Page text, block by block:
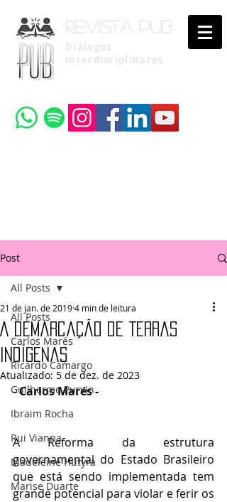
Revista pub
Diálogos
Interdisciplinares
Post
All Posts
Carlos Marés
Ricardo Camargo
Guilherme Purvin
Ibraim Rocha
Rui Vianna
Madeleine Hutyra
Marise Duarte
All Posts
A demarcação de Terras
Indígenas
21 de jan. de 20194 min de leitura
Atualizado: 5 de dez. de 2023
- Carlos Marés -
A Reforma da estrutura
governamental do Estado Brasileiro
que está sendo implementada tem
grande potencial para violar e ferir os